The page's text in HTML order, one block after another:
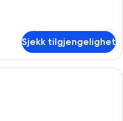
Sjekk tilgjengelighet